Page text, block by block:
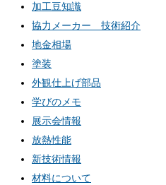
加工豆知識
協力メーカー 技術紹介
地金相場
塗装
外観仕上げ部品
学びのメモ
展示会情報
放熱性能
新技術情報
材料について